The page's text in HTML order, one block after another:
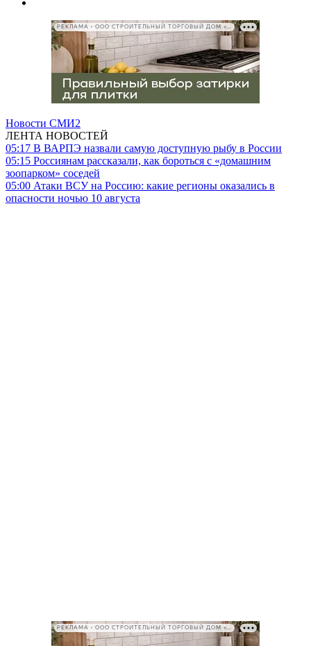
РЕКЛАМА • ООО СТРОИТЕЛЬНЫЙ ТОРГОВЫЙ ДОМ «ПЕТРОВИЧ», ИНН 7802348846
Новости СМИ2
ЛЕНТА НОВОСТЕЙ
05:17 В ВАРПЭ назвали самую доступную рыбу в России
05:15 Россиянам рассказали, как бороться с «домашним
зоопарком» соседей
05:00 Атаки ВСУ на Россию: какие регионы оказались в
опасности ночью 10 августа
РЕКЛАМА • ООО СТРОИТЕЛЬНЫЙ ТОРГОВЫЙ ДОМ «ПЕТРОВИЧ», ИНН 7802348846